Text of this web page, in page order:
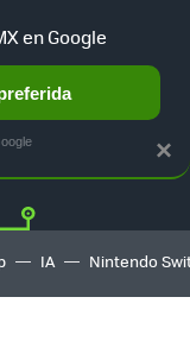
Twitter
IA Nintendo
×
en Google